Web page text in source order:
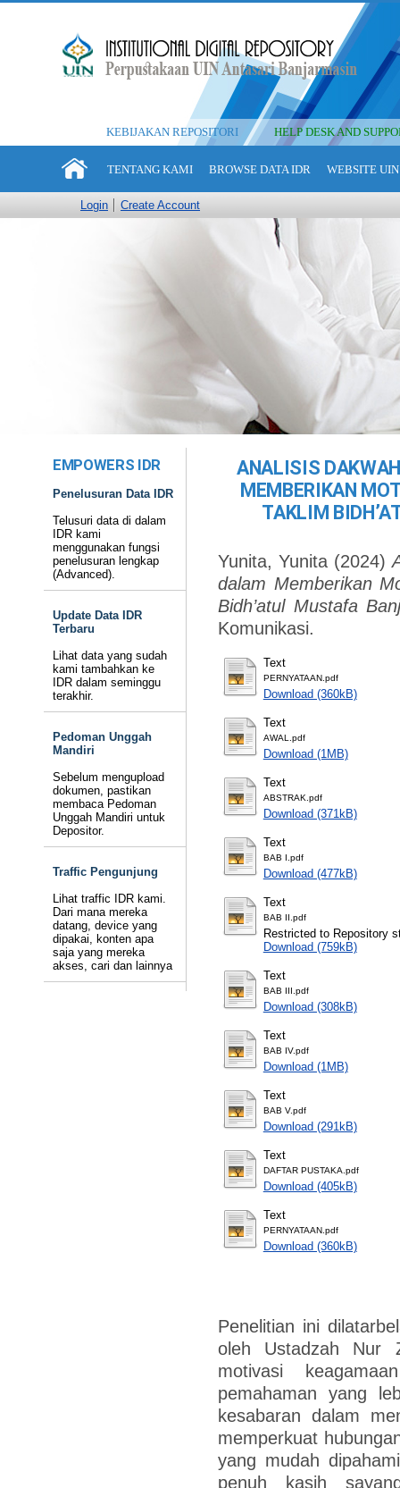
KEBIJAKAN REPOSITORI HELP DESK AND
TENTANG KAMI BROWSE DATA IDR WEBSITE
Login Create Account
EMPOWERS IDR
Penelusuran Data IDR
Telusuri data di dalam
IDR kami
menggunakan fungsi
penelusuran lengkap
(Advanced).
Update Data IDR
Terbaru
Lihat data yang sudah
kami tambahkan ke
IDR dalam seminggu
terakhir.
Pedoman Unggah
Mandiri
Sebelum mengupload
dokumen, pastikan
membaca Pedoman
Unggah Mandiri untuk
Depositor.
Traffic Pengunjung
Lihat traffic IDR kami.
Dari mana mereka
datang, device yang
dipakai, konten apa
saja yang mereka
akses, cari dan lainnya
ANALISIS
MEMBERIKAN
TAKLIM
Yunita, Yunita(2024)
dalam Memberikan
Bidh’atul Mustafa
Komunikasi.
Text
PERNYATAAN.pdf
Download (360kB)
Text
AWAL.pdf
Download (1MB)
Text
ABSTRAK.pdf
Download (371kB)
Text
BAB I.pdf
Download (477kB)
Text
BAB II.pdf
Restricted to Repository
Download (759kB)
Text
BAB III.pdf
Download (308kB)
Text
BAB IV.pdf
Download (1MB)
Text
BAB V.pdf
Download (291kB)
Text
DAFTAR PUSTAKA.pdf
Download (405kB)
Text
PERNYATAAN.pdf
Download (360kB)
Penelitian ini
oleh Ustadzah Nur
motivasi
pemahaman yang
kesabaran dalam
memperkuat
yang mudah
penuh kasih